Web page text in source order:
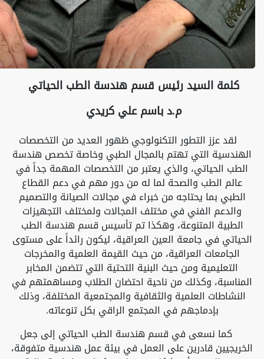
كلمة السيد رئيس قسم هندسة الطب الحياتي
م.د باسم علي كريدي
لقد عزز التطور التكنولوجي ظهور العديد من التخصصات
الهندسية التي تهتم بالمجال الطبي وخاصة تخصص هندسة
الطب الحياتي، والذي يعتبر من التخصصات المهمة جداً في
عالم الطب والصحة لما له من دور مهم في دعم القطاع
الطبي بما يحتاجه من خبراء في مجالات الصيانة والتصميم
والدعم الفني في مختلف المجالات ولمختلف التجهيزات
الطبية المتنوعة، وهكذا تم تأسيس قسم هندسة الطب
الحياتي في جامعة العين العراقية، ليكون رائداً على مستوى
الجامعات العراقية، من حيث القيمة العلمية والمخرجات
التعليمية ومن حيث البنية التحتية التي تتضمن المخابر
المناسبة، وكذلك من ناحية احتضان الطلاب ومساهمتهم في
النشاطات العلمية والثقافية والمجتمعية المختلفة، وذلك
بإدماجهم في المجتمع الراقي بكل تنوعاته.
كما نسعى في قسم هندسة الطب الحياتي إلى جعل
الخريجيين قادرين على العمل في بيئة عمل هندسية متفوقة،